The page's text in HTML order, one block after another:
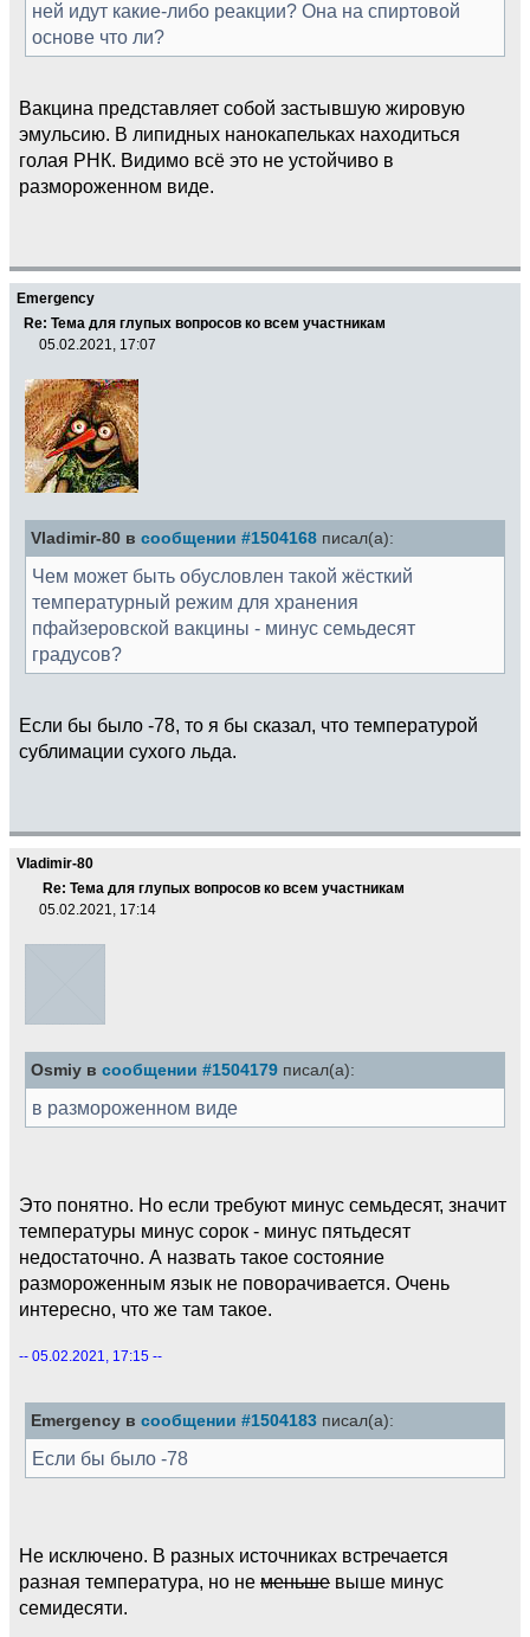
ней идут какие-либо реакции? Она на спиртовой
основе что ли?
Вакцина представляет собой застывшую жировую
эмульсию. В липидных нанокапельках находиться
голая РНК. Видимо всё это не устойчиво в
размороженном виде.
Emergency
Re: Тема для глупых вопросов ко всем участникам
05.02.2021, 17:07
Vladimir-80 в сообщении #1504168 писал(а):
Чем может быть обусловлен такой жёсткий
температурный режим для хранения
пфайзеровской вакцины - минус семьдесят
градусов?
Если бы было -78, то я бы сказал, что температурой
сублимации сухого льда.
Vladimir-80
Re: Тема для глупых вопросов ко всем участникам
05.02.2021, 17:14
Osmiy в сообщении #1504179 писал(а):
в размороженном виде
Это понятно. Но если требуют минус семьдесят, значит
температуры минус сорок - минус пятьдесят
недостаточно. А назвать такое состояние
размороженным язык не поворачивается. Очень
интересно, что же там такое.
-- 05.02.2021, 17:15 --
Emergency в сообщении #1504183 писал(а):
Если бы было -78
Не исключено. В разных источниках встречается
разная температура, но не меньше выше минус
семидесяти.